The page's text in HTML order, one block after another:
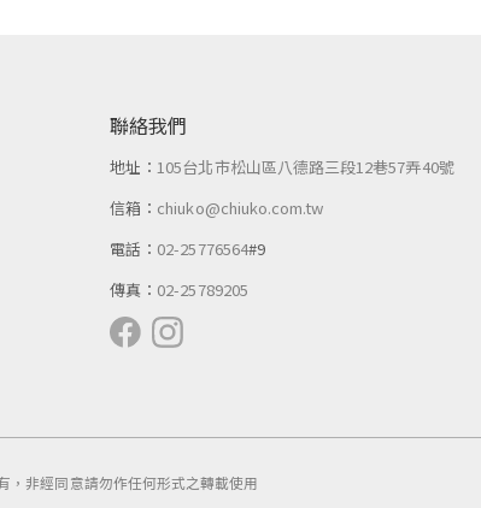
聯絡我們
地址：105台北市松山區八德路三段12巷57弄40號
信箱： chiuko@chiuko.com.tw
電話： 02-25776564#9
傳真： 02-25789205
非經同意請勿作任何形式之轉載使用